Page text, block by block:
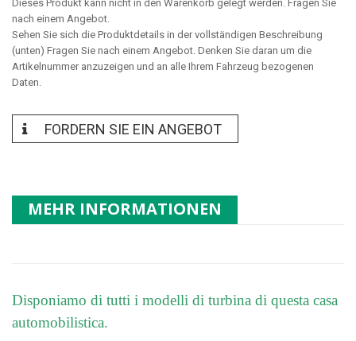
Dieses Produkt kann nicht in den Warenkorb gelegt werden. Fragen Sie
nach einem Angebot.
Sehen Sie sich die Produktdetails in der vollständigen Beschreibung
(unten) Fragen Sie nach einem Angebot. Denken Sie daran um die
Artikelnummer anzuzeigen und an alle Ihrem Fahrzeug bezogenen
Daten.
FORDERN SIE EIN ANGEBOT
MEHR INFORMATIONEN
Disponiamo di tutti i modelli di turbina di questa casa
automobilistica.